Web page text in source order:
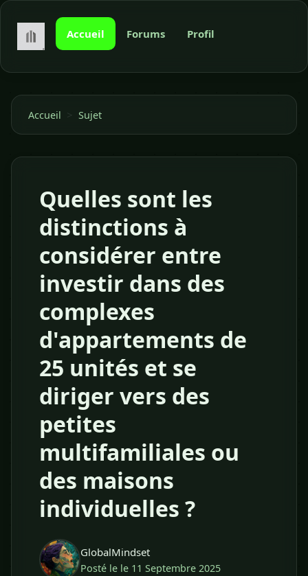
Accueil Forums Profil
Accueil Sujet
Quelles sont les
distinctions à
considérer entre
investir dans des
complexes
d'appartements de
25 unités et se
diriger vers des
petites
multifamiliales ou
des maisons
individuelles ?
GlobalMindset
Posté le le 11 Septembre 2025